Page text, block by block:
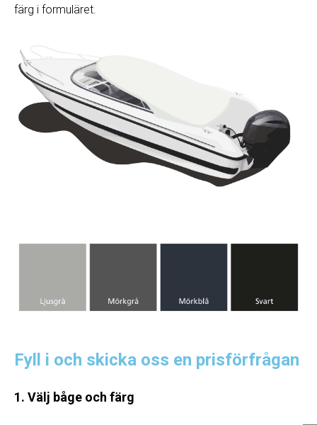
färg i formuläret.
Fyll i och skicka oss en prisförfrågan
1. Välj båge och färg